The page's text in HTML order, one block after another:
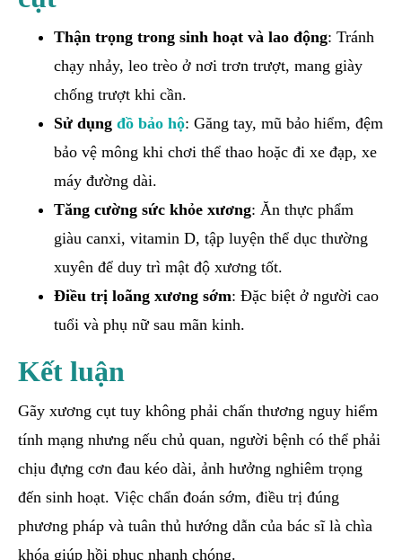
Thận trọng trong sinh hoạt và lao động: Tránh
chạy nhảy, leo trèo ở nơi trơn trượt, mang giày
chống trượt khi cần.
Sử dụng đồ bảo hộ: Găng tay, mũ bảo hiểm, đệm
bảo vệ mông khi chơi thể thao hoặc đi xe đạp, xe
máy đường dài.
Tăng cường sức khỏe xương: Ăn thực phẩm
giàu canxi, vitamin D, tập luyện thể dục thường
xuyên để duy trì mật độ xương tốt.
Điều trị loãng xương sớm: Đặc biệt ở người cao
tuổi và phụ nữ sau mãn kinh.
Kết luận
Gãy xương cụt tuy không phải chấn thương nguy hiểm
tính mạng nhưng nếu chủ quan, người bệnh có thể phải
chịu đựng cơn đau kéo dài, ảnh hưởng nghiêm trọng
đến sinh hoạt. Việc chẩn đoán sớm, điều trị đúng
phương pháp và tuân thủ hướng dẫn của bác sĩ là chìa
khóa giúp hồi phục nhanh chóng.